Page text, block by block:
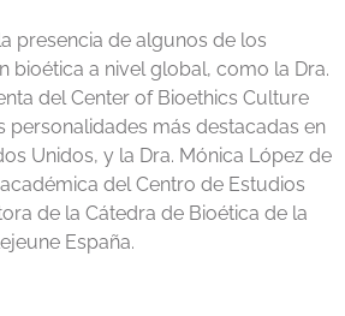
presencia de algunos de los
bioética a nivel global, como la Dra.
del Center of Bioethics Culture
personalidades más destacadas en
Unidos, y la Dra. Mónica López de
del Centro de Estudios
de la Cátedra de Bioética de la
España.